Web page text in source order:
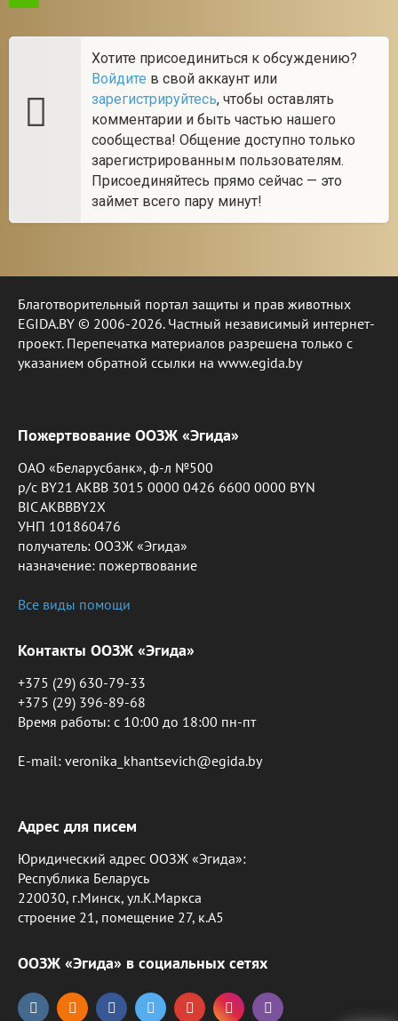
Хотите присоединиться к обсуждению?
Войдите в свой аккаунт или
зарегистрируйтесь, чтобы оставлять
комментарии и быть частью нашего
сообщества! Общение доступно только
зарегистрированным пользователям.
Присоединяйтесь прямо сейчас — это
займет всего пару минут!
Благотворительный портал защиты и прав животных
EGIDA.BY © 2006-2026. Частный независимый интернет-
проект. Перепечатка материалов разрешена только с
указанием обратной ссылки на www.egida.by
Пожертвование ООЗЖ «Эгида»
ОАО «Беларусбанк», ф-л №500
р/с BY21 AKBB 3015 0000 0426 6600 0000 BYN
BIC AKBBBY2X
УНП 101860476
получатель: ООЗЖ «Эгида»
назначение: пожертвование
Все виды помощи
Контакты ООЗЖ «Эгида»
+375 (29) 630-79-33
+375 (29) 396-89-68
Время работы: c 10:00 до 18:00 пн-пт
E-mail: veronika_khantsevich@egida.by
Адрес для писем
Юридический адрес ООЗЖ «Эгида»:
Республика Беларусь
220030, г.Минск, ул.К.Маркса
строение 21, помещение 27, к.А5
ООЗЖ «Эгида» в социальных сетях